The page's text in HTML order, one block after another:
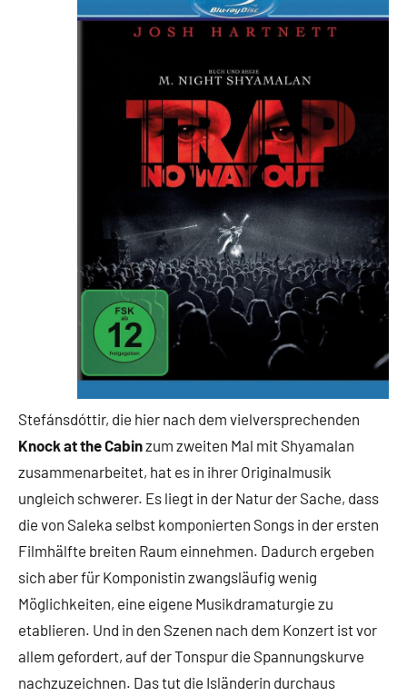
Stefánsdóttir, die hier nach dem vielversprechenden
Knock at the Cabinzum zweiten Mal mit Shyamalan
zusammenarbeitet, hat es in ihrer Originalmusik
ungleich schwerer. Es liegt in der Natur der Sache, dass
die von Saleka selbst komponierten Songs in der ersten
Filmhälfte breiten Raum einnehmen. Dadurch ergeben
sich aber für Komponistin zwangsläufig wenig
Möglichkeiten, eine eigene Musikdramaturgie zu
etablieren. Und in den Szenen nach dem Konzert ist vor
allem gefordert, auf der Tonspur die Spannungskurve
nachzuzeichnen. Das tut die Isländerin durchaus